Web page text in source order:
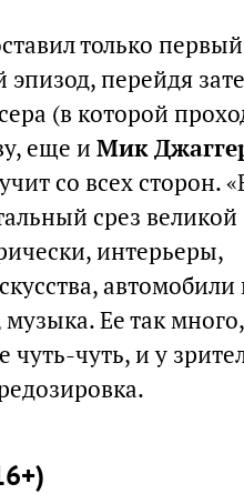
только первый
эпизод, перейдя
(в которой
еще и Мик
со всех сторон.
срез великой
интерьеры,
автомобили
Ее так
чуть-чуть, и у